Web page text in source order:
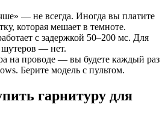
— не всегда. Иногда вы платите
которая мешает в темноте.
с задержкой 50–200 мс. Для
шутеров — нет.
на проводе — вы будете каждый раз
Берите модель с пультом.
гарнитуру для